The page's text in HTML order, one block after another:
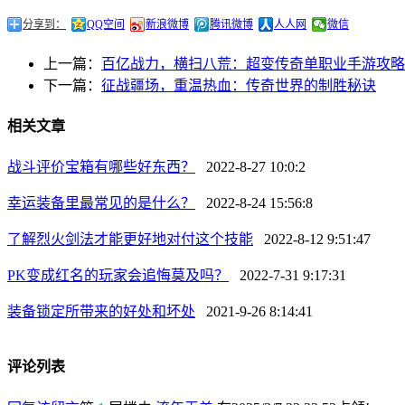
分享到： QQ空间 新浪微博 腾讯微博 人人网 微信
上一篇： 百亿战力，横扫八荒：超变传奇单职业手游攻
下一篇： 征战疆场，重温热血：传奇世界的制胜秘诀
相关文章
战斗评价宝箱有哪些好东西？ 2022-8-27 10:0:2
幸运装备里最常见的是什么？ 2022-8-24 15:56:8
了解烈火剑法才能更好地对付这个技能 2022-8-12 9:51:47
PK变成红名的玩家会追悔莫及吗？ 2022-7-31 9:17:31
装备锁定所带来的好处和坏处 2021-9-26 8:14:41
评论列表